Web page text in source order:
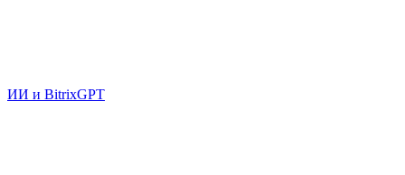
ИИ и BitrixGPT